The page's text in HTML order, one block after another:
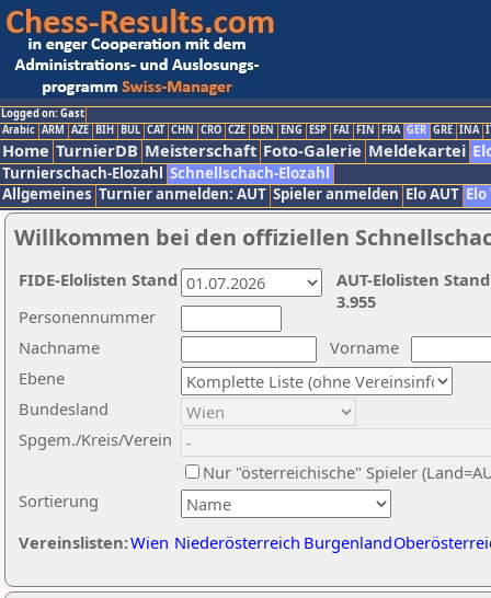
Logged on: Gast
Arabic ARM AZE BIH BUL CAT CHN CRO CZE DEN ENG ESP FAI FIN FRA GER GRE INA
Home TurnierDB Meisterschaft Foto-Galerie Meldekartei
Turnierschach-Elozahl Schnellschach-Elozahl
Allgemeines Turnier anmelden: AUT Spieler anmelden Elo AUT
Willkommen bei den offiziellen
Nachname
Vorname
Ebene
Sortierung
Personennummer
Bundesland
Spgem./Kreis/Verein
Nur "österreichische" Spieler
Vereinslisten:Wien Niederösterreich Burgenland
AUT-Elolisten
3.955
FIDE-Elolisten Stand